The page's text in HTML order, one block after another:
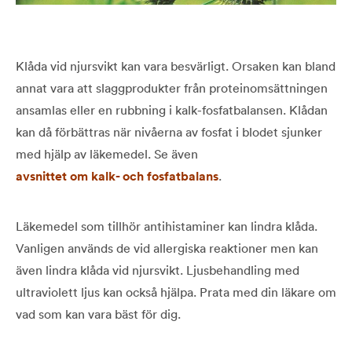
Klåda vid njursvikt kan vara besvärligt. Orsaken kan bland
annat vara att slaggprodukter från proteinomsättningen
ansamlas eller en rubbning i kalk-fosfatbalansen. Klådan
kan då förbättras när nivåerna av fosfat i blodet sjunker
med hjälp av läkemedel. Se även
avsnittet om kalk- och fosfatbalans.
Läkemedel som tillhör antihistaminer kan lindra klåda.
Vanligen används de vid allergiska reaktioner men kan
även lindra klåda vid njursvikt. Ljusbehandling med
ultraviolett ljus kan också hjälpa. Prata med din läkare om
vad som kan vara bäst för dig.